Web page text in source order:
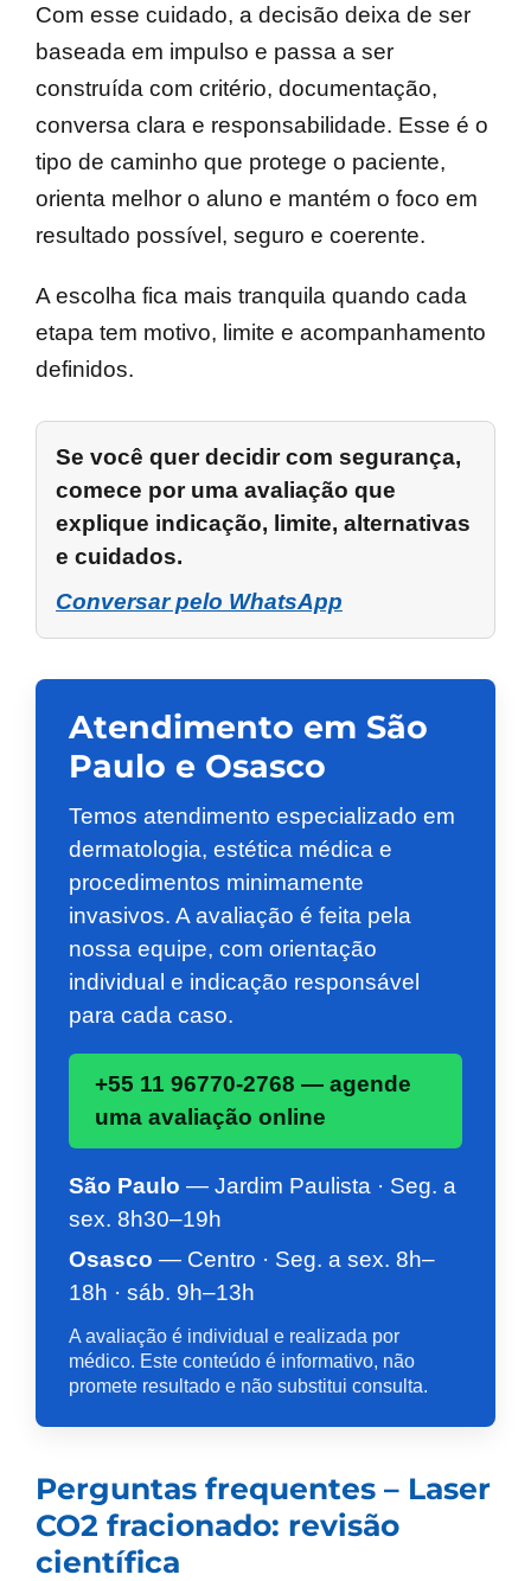
Com esse cuidado, a decisão deixa de ser
baseada em impulso e passa a ser
construída com critério, documentação,
conversa clara e responsabilidade. Esse é o
tipo de caminho que protege o paciente,
orienta melhor o aluno e mantém o foco em
resultado possível, seguro e coerente.
A escolha fica mais tranquila quando cada
etapa tem motivo, limite e acompanhamento
definidos.
Se você quer decidir com segurança,
comece por uma avaliação que
explique indicação, limite, alternativas
e cuidados.
Conversar pelo WhatsApp
Atendimento em São
Paulo e Osasco
Temos atendimento especializado em
dermatologia, estética médica e
procedimentos minimamente
invasivos. A avaliação é feita pela
nossa equipe, com orientação
individual e indicação responsável
para cada caso.
+55 11 96770-2768 — agende
uma avaliação online
São Paulo — Jardim Paulista · Seg. a
sex. 8h30–19h
Osasco — Centro · Seg. a sex. 8h–
18h · sáb. 9h–13h
A avaliação é individual e realizada por
médico. Este conteúdo é informativo, não
promete resultado e não substitui consulta.
Perguntas frequentes – Laser
CO2 fracionado: revisão
científica